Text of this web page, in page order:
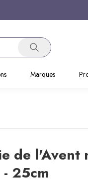
Marques
de l'Avent
25cm